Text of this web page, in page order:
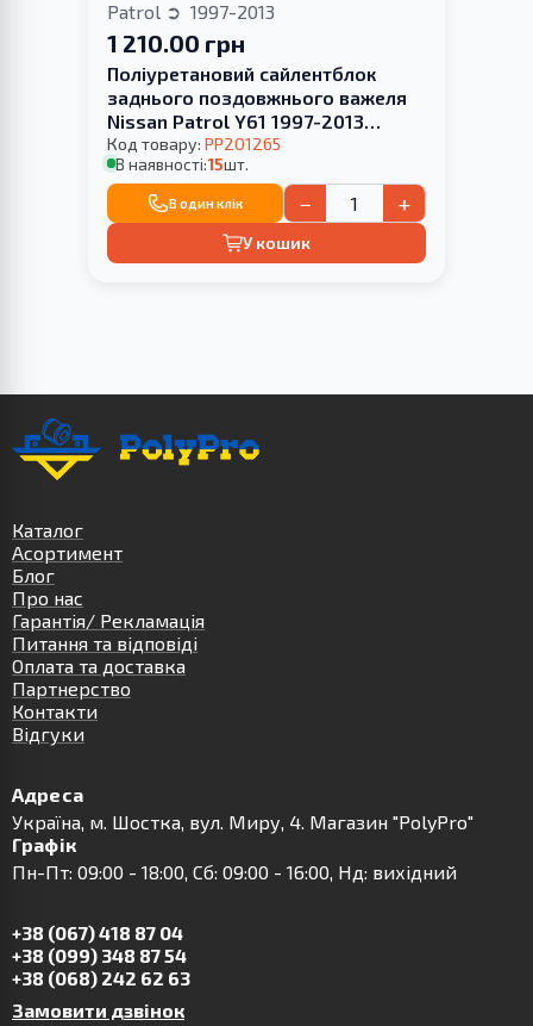
Patrol
1997-2013
1 210.00 грн
Поліуретановий сайлентблок
заднього поздовжнього важеля
Nissan Patrol Y61 1997-2013
HARDNESS
Код товару: PP201265
В наявності:15шт.
В один клік − +
У кошик
Каталог
Асортимент
Блог
Про нас
Гарантія/ Рекламація
Питання та відповіді
Оплата та доставка
Партнерство
Контакти
Відгуки
Адреса
Українa, м. Шостка, вул. Миру, 4. Магазин "PolyPro"
Графік
Пн-Пт: 09:00 - 18:00, Сб: 09:00 - 16:00, Нд: вихідний
+38 (067) 418 87 04
+38 (099) 348 87 54
+38 (068) 242 62 63
Замовити дзвінок